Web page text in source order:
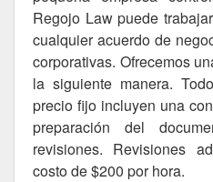
Regojo Law puede
cualquier acuerdo de
corporativas. Ofrecemos
la siguiente manera.
precio fijo incluyen una
preparación del
revisiones. Revisiones
costo de $200 por hora.